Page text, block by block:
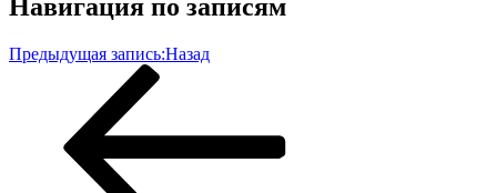
Навигация по записям
Предыдущая запись:Назад